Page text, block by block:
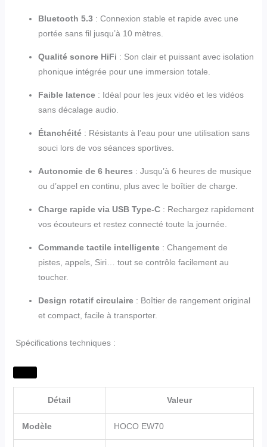
Bluetooth 5.3: Connexion stable et rapide avec une
portée sans fil jusqu’à 10 mètres.
Qualité sonore HiFi : Son clair et puissant avec isolation
phonique intégrée pour une immersion totale.
Faible latence: Idéal pour les jeux vidéo et les vidéos
sans décalage audio.
Étanchéité: Résistants à l’eau pour une utilisation sans
souci lors de vos séances sportives.
Autonomie de 6 heures : Jusqu’à 6 heures de musique
ou d’appel en continu, plus avec le boîtier de charge.
Charge rapide via USB Type-C: Rechargez rapidement
vos écouteurs et restez connecté toute la journée.
Commande tactile intelligente: Changement de
pistes, appels, Siri… tout se contrôle facilement au
toucher.
Design rotatif circulaire: Boîtier de rangement original
et compact, facile à transporter.
Spécifications techniques :
Détail Valeur
Modèle HOCO EW70